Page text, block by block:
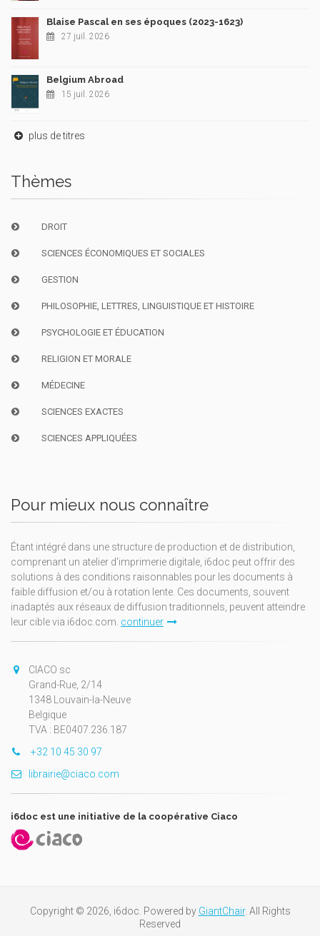
Blaise Pascal en ses époques (2023-1623)
27 juil. 2026
Belgium Abroad
15 juil. 2026
plus de titres
Thèmes
DROIT
SCIENCES ÉCONOMIQUES ET SOCIALES
GESTION
PHILOSOPHIE, LETTRES, LINGUISTIQUE ET HISTOIRE
PSYCHOLOGIE ET ÉDUCATION
RELIGION ET MORALE
MÉDECINE
SCIENCES EXACTES
SCIENCES APPLIQUÉES
Pour mieux nous connaître
Étant intégré dans une structure de production et de distribution,
comprenant un atelier d'imprimerie digitale, i6doc peut offrir des
solutions à des conditions raisonnables pour les documents à
faible diffusion et/ou à rotation lente. Ces documents, souvent
inadaptés aux réseaux de diffusion traditionnels, peuvent atteindre
leur cible via i6doc.com. continuer
CIACO sc
Grand-Rue, 2/14
1348 Louvain-la-Neuve
Belgique
TVA : BE0407.236.187
+32 10 45 30 97
librairie@ciaco.com
i6doc est une initiative de la coopérative Ciaco
Copyright © 2026, i6doc. Powered by GiantChair. All Rights
Reserved